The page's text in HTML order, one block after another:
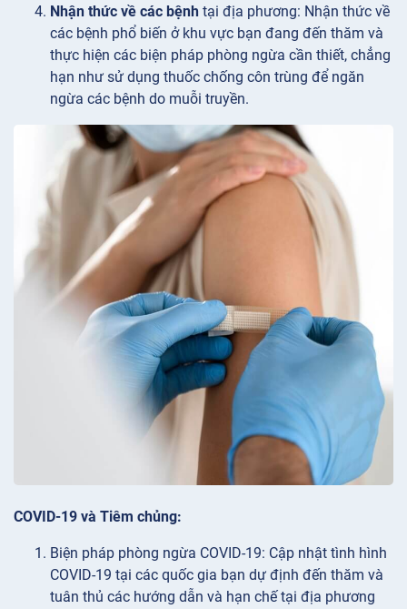
Nhận thức về các bệnh tại địa phương: Nhận thức về
các bệnh phổ biến ở khu vực bạn đang đến thăm và
thực hiện các biện pháp phòng ngừa cần thiết, chẳng
hạn như sử dụng thuốc chống côn trùng để ngăn
ngừa các bệnh do muỗi truyền.
COVID-19 và Tiêm chủng:
Biện pháp phòng ngừa COVID-19: Cập nhật tình hình
COVID-19 tại các quốc gia bạn dự định đến thăm và
tuân thủ các hướng dẫn và hạn chế tại địa phương